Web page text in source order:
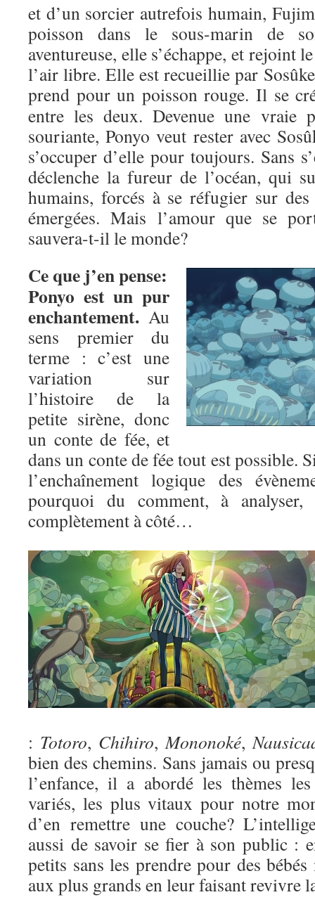
et d’un sorcier autrefois humain,
poisson dans le sous-marin de
aventureuse, elle s’échappe, et rejoint
l’air libre. Elle est recueillie par
prend pour un poisson rouge. Il se
entre les deux. Devenue une vraie
souriante, Ponyo veut rester avec
s’occuper d’elle pour toujours. Sans
déclenche la fureur de l’océan, qui
humains, forcés à se réfugier sur
émergées. Mais l’amour que se
sauvera-t-il le monde?
Ce que j’en pense:
Ponyo est un pur
enchantement. Au
sens premier du
terme : c’est une
variation sur
l’histoire de la
petite sirène, donc
un conte de fée, et
dans un conte de fée tout est possible.
l’enchaînement logique des
pourquoi du comment, à
complètement à côté…
: Totoro, Chihiro,Mononoké,
bien des chemins. Sans jamais ou
l’enfance, il a abordé les thèmes
variés, les plus vitaux pour notre
d’en remettre une couche?
aussi de savoir se fier à son public :
petits sans les prendre pour des bébés
aux plus grands en leur faisant revivre